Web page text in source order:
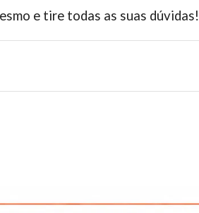
e tire todas as suas dúvidas!